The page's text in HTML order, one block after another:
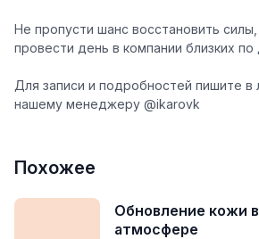
Не пропусти шанс восстановить силы,
провести день в компании близких
Для записи и подробностей пишите
нашему менеджеру @ikarovk
Похожее
Обновление кожи
атмосфере